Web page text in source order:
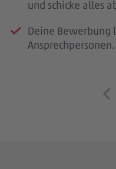
und schicke alles
Deine Bewerbung
Ansprechpersonen.